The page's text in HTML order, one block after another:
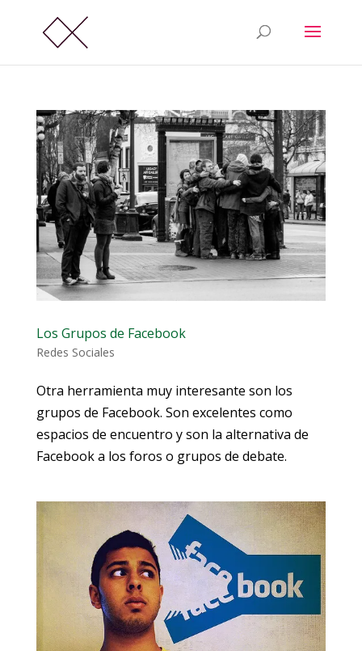
Los Grupos de Facebook
Redes Sociales
Otra herramienta muy interesante son los
grupos de Facebook. Son excelentes como
espacios de encuentro y son la alternativa de
Facebook a los foros o grupos de debate.